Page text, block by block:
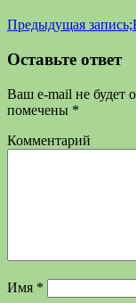
Предыдущая запись;
Оставьте ответ
Ваш e-mail не будет
помечены *
Комментарий
Имя *